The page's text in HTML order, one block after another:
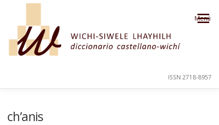
Saltar al contenido
Menú
ISSN 2718-8957
ch’anis